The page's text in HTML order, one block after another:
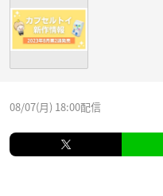
08/07(月) 18:00配信